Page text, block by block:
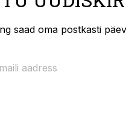
saad oma postkasti